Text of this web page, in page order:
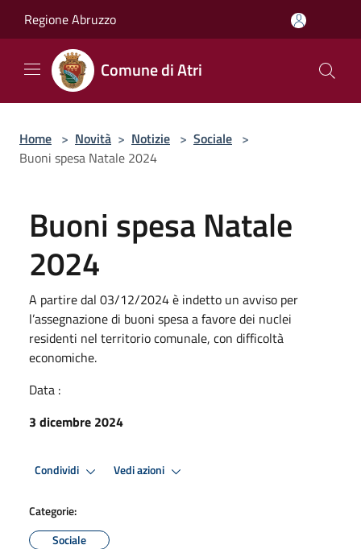
Regione Abruzzo
Comune di Atri
Home > Novità > Notizie > Sociale >
Buoni spesa Natale 2024
Buoni spesa Natale
2024
A partire dal 03/12/2024 è indetto un avviso per
l’assegnazione di buoni spesa a favore dei nuclei
residenti nel territorio comunale, con difficoltà
economiche.
Data :
3 dicembre 2024
Condividi Vedi azioni
Categorie:
Sociale